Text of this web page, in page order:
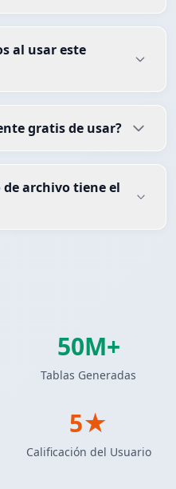
al usar este
gratis de usar?
archivo tiene el
50M+
Tablas Generadas
5★
Calificación del Usuario